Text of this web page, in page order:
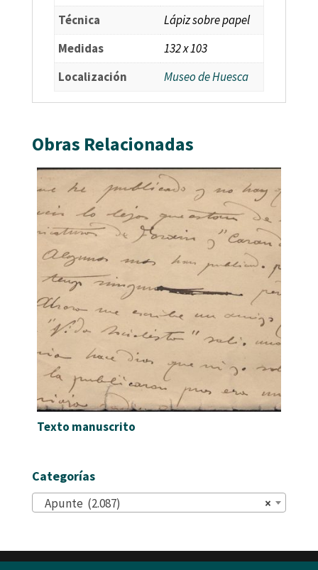
Técnica
Lápiz sobre papel
Medidas
132 x 103
Localización
Museo de Huesca
Obras Relacionadas
Texto manuscrito
Categorías
×
Apunte (2.087)